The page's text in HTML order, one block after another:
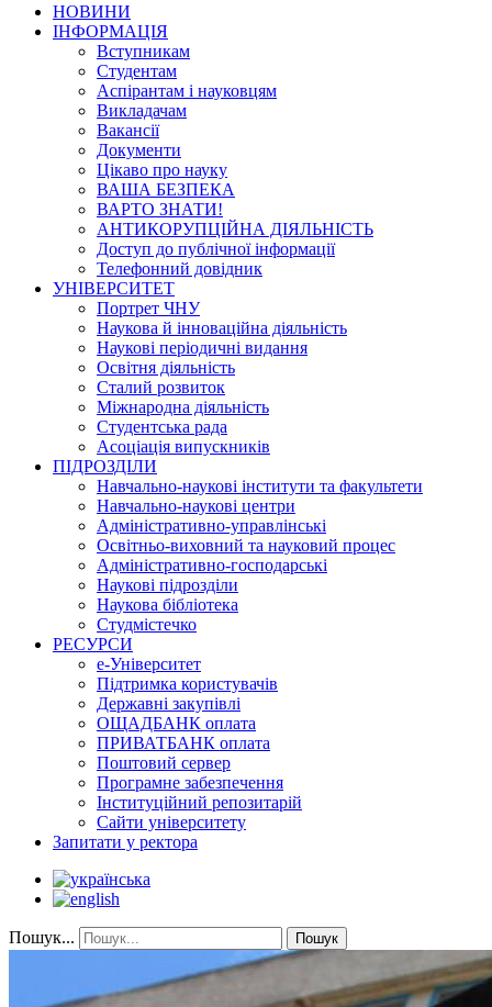
НОВИНИ
ІНФОРМАЦІЯ
Вступникам
Студентам
Аспірантам і науковцям
Викладачам
Вакансії
Документи
Цікаво про науку
ВАША БЕЗПЕКА
ВАРТО ЗНАТИ!
АНТИКОРУПЦІЙНА ДІЯЛЬНІСТЬ
Доступ до публічної інформації
Телефонний довідник
УНІВЕРСИТЕТ
Портрет ЧНУ
Наукова й інноваційна діяльність
Наукові періодичні видання
Освітня діяльність
Сталий розвиток
Міжнародна діяльність
Студентська рада
Асоціація випускників
ПІДРОЗДІЛИ
Навчально-наукові інститути та факультети
Навчально-наукові центри
Адміністративно-управлінські
Освітньо-виховний та науковий процес
Адміністративно-господарські
Наукові підрозділи
Наукова бібліотека
Студмістечко
РЕСУРСИ
е-Університет
Підтримка користувачів
Державні закупівлі
ОЩАДБАНК оплата
ПРИВАТБАНК оплата
Поштовий сервер
Програмне забезпечення
Інституційний репозитарій
Сайти університету
Запитати у ректора
Пошук... Пошук